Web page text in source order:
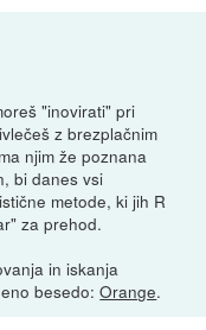
"inovirati" pri
z brezplačnim
njim že poznana
bi danes vsi
metode, ki jih R
za prehod.
in iskanja
eno besedo:Orange.